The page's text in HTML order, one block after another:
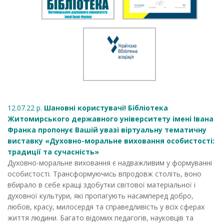
12.07.22 р. Шановні користувачі! Бібліотека
Житомирського державного університету імені Івана
Франка пропонує Вашій увазі віртуальну тематичну
виставку «Духовно-моральне виховання особистості:
традиції та сучасність»
Духовно-моральне виховання є надважливим у формуванні
особистості. Трансформуючись впродовж століть, воно
вбирало в себе кращі здобутки світової матеріальної і
духовної культури, які пропагують насамперед добро,
любов, красу, милосердя та справедливість у всіх сферах
життя людини. Багато відомих педагогів, науковців та